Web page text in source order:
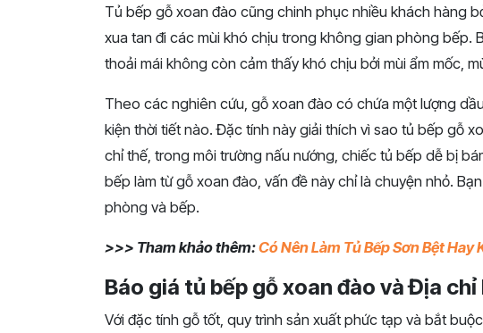
Tủ bếp gỗ xoan đào cũng chinh phục nhiều khách hàng
xua tan đi các mùi khó chịu trong không gian phòng bếp.
thoải mái không còn cảm thấy khó chịu bởi mùi ẩm mốc,
Theo các nghiên cứu, gỗ xoan đào có chứa một lượng
kiện thời tiết nào. Đặc tính này giải thích vì sao tủ bếp gỗ
chỉ thế, trong môi trường nấu nướng, chiếc tủ bếp dễ bị
bếp làm từ gỗ xoan đào, vấn đề này chỉ là chuyện nhỏ.
phòng và bếp.
>>> Tham khảo thêm:Có Nên Làm Tủ Bếp Sơn Bệt Hay
Báo giá tủ bếp gỗ xoan đào và Địa
Với đặc tính gỗ tốt, quy trình sản xuất phức tạp và bắt